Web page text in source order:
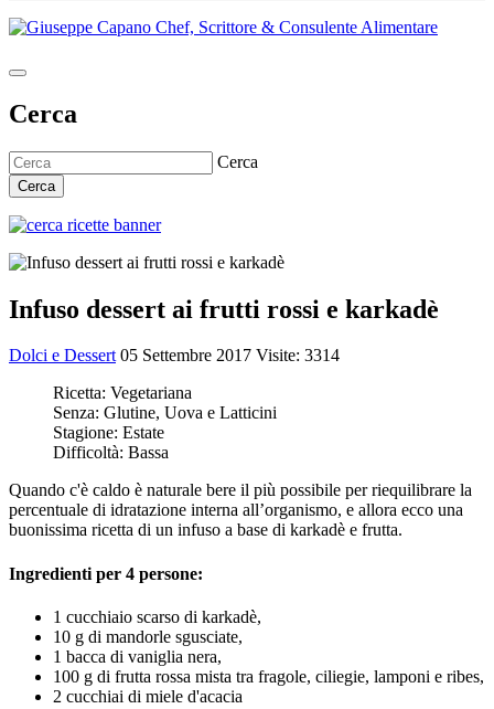
Cerca
Cerca
Cerca
Infuso dessert ai frutti rossi e karkadè
Dolci e Dessert 05 Settembre 2017 Visite: 3314
Ricetta: Vegetariana
Senza: Glutine, Uova e Latticini
Stagione: Estate
Difficoltà: Bassa
Quando c'è caldo è naturale bere il più possibile per riequilibrare la
percentuale di idratazione interna all’organismo, e allora ecco una
buonissima ricetta di un infuso a base di karkadè e frutta.
Ingredienti per 4 persone:
1 cucchiaio scarso di karkadè,
10 g di mandorle sgusciate,
1 bacca di vaniglia nera,
100 g di frutta rossa mista tra fragole, ciliegie, lamponi e ribes,
2 cucchiai di miele d'acacia